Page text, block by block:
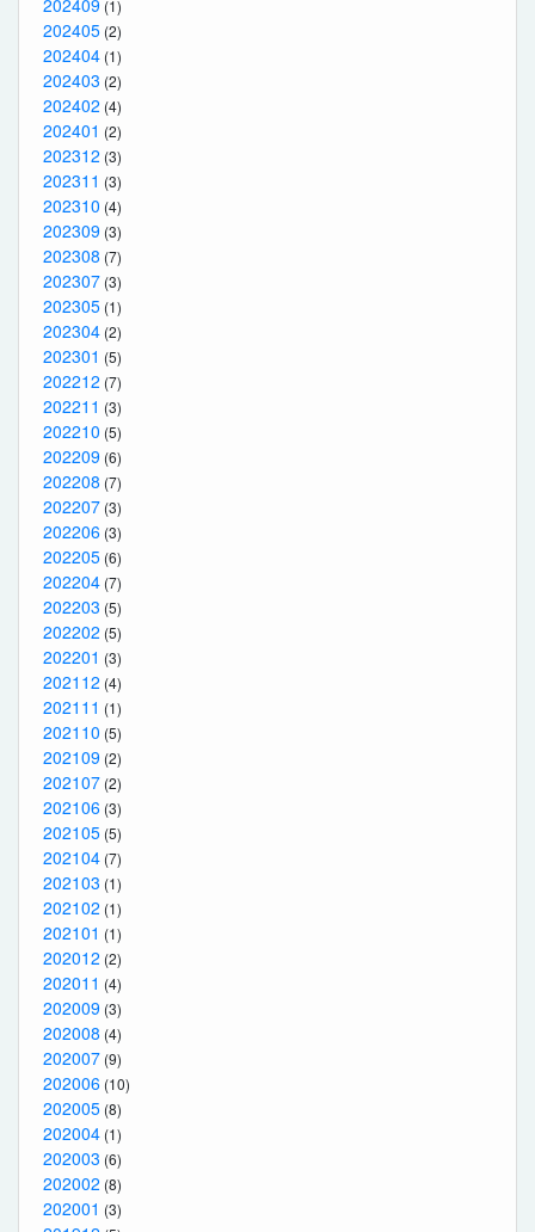
202409 (1)
202405 (2)
202404 (1)
202403 (2)
202402 (4)
202401 (2)
202312 (3)
202311 (3)
202310 (4)
202309 (3)
202308 (7)
202307 (3)
202305 (1)
202304 (2)
202301 (5)
202212 (7)
202211 (3)
202210 (5)
202209 (6)
202208 (7)
202207 (3)
202206 (3)
202205 (6)
202204 (7)
202203 (5)
202202 (5)
202201 (3)
202112 (4)
202111 (1)
202110 (5)
202109 (2)
202107 (2)
202106 (3)
202105 (5)
202104 (7)
202103 (1)
202102 (1)
202101 (1)
202012 (2)
202011 (4)
202009 (3)
202008 (4)
202007 (9)
202006 (10)
202005 (8)
202004 (1)
202003 (6)
202002 (8)
202001 (3)